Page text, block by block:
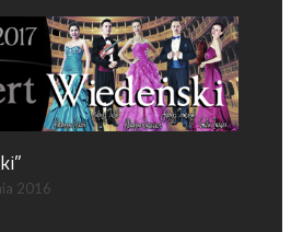
2016